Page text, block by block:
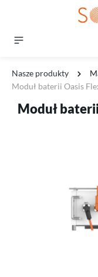
Nasze produkty
Moduł baterii Oasis
Moduł